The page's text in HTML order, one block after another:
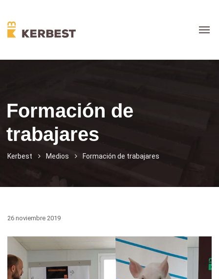
Formación de
trabajares
Kerbest Medios Formación de trabajares
26 noviembre 2019